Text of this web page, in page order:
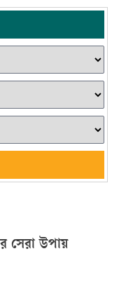
সেরা উপায়